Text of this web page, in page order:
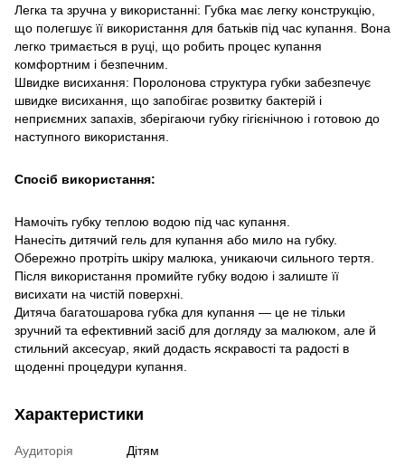
Легка та зручна у використанні: Губка має легку конструкцію,
що полегшує її використання для батьків під час купання. Вона
легко тримається в руці, що робить процес купання
комфортним і безпечним.
Швидке висихання: Поролонова структура губки забезпечує
швидке висихання, що запобігає розвитку бактерій і
неприємних запахів, зберігаючи губку гігієнічною і готовою до
наступного використання.
Спосіб використання:
Намочіть губку теплою водою під час купання.
Нанесіть дитячий гель для купання або мило на губку.
Обережно протріть шкіру малюка, уникаючи сильного тертя.
Після використання промийте губку водою і залиште її
висихати на чистій поверхні.
Дитяча багатошарова губка для купання — це не тільки
зручний та ефективний засіб для догляду за малюком, але й
стильний аксесуар, який додасть яскравості та радості в
щоденні процедури купання.
Характеристики
Аудиторія
Дітям